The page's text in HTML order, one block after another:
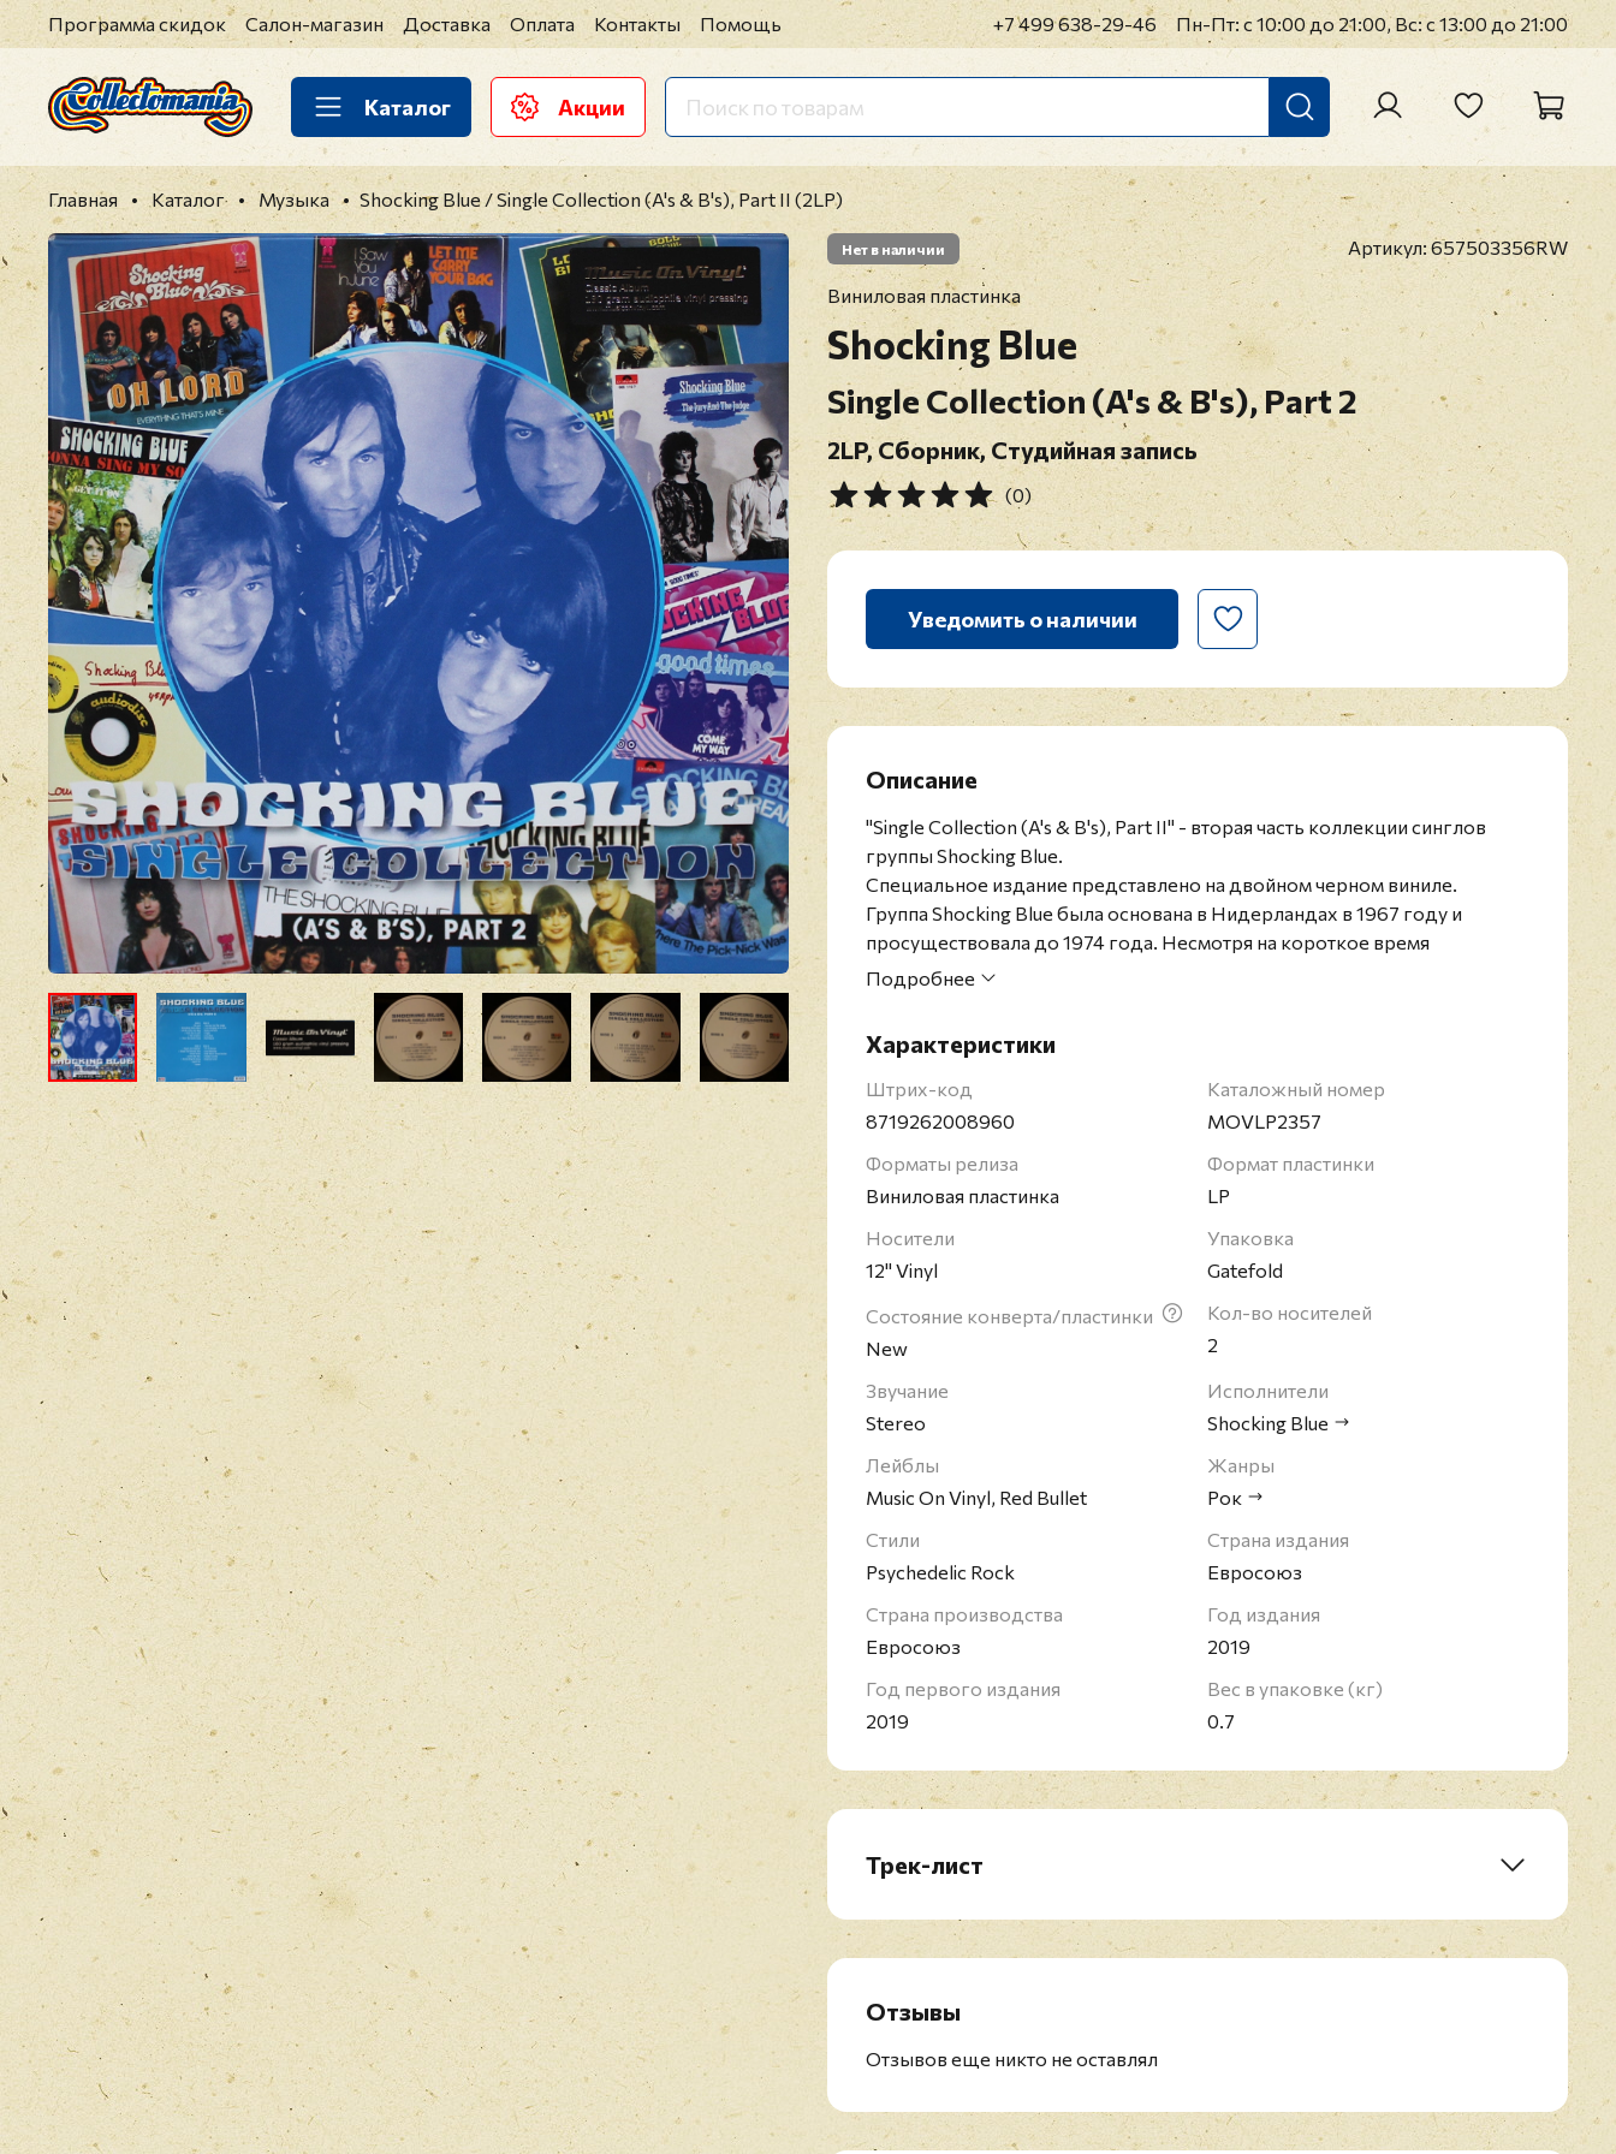
Программа скидок Салон-магазин Доставка Оплата Контакты Помощь +7 499 638-29-46 Пн-Пт: с 10:00 до 21:00, Вс: с 13:00 до 21:00
Каталог Акции
Главная Каталог Музыка Shocking Blue / Single Collection (A's & B's), Part II (2LP)
Нет в наличии Артикул: 657503356RW
Виниловая пластинка
Shocking Blue
Single Collection (A's & B's), Part 2
2LP, Сборник, Студийная запись
(0)
Уведомить о наличии
Описание
"Single Collection (A's & B's), Part II" - вторая часть коллекции синглов
группы Shocking Blue.
Специальное издание представлено на двойном черном виниле.
Группа Shocking Blue была основана в Нидерландах в 1967 году и
просуществовала до 1974 года. Несмотря на короткое время
существования, коллектив успел выпустить 11 альбомов и несколько
в СССР.
Подробнее
Характеристики
Штрих-код
8719262008960
Каталожный номер
MOVLP2357
Форматы релиза
Виниловая пластинка
Формат пластинки
LP
Носители
12" Vinyl
Упаковка
Gatefold
Состояние конверта/пластинки
New
Кол-во носителей
2
Звучание
Stereo
Исполнители
Shocking Blue
Лейблы
Music On Vinyl, Red Bullet
Жанры
Рок
Стили
Psychedelic Rock
Страна издания
Евросоюз
Страна производства
Евросоюз
Год издания
2019
Год первого издания
2019
Вес в упаковке (кг)
0.7
Трек-лист
A1. Oh Lord
A2. Everything That's Mine
A4. I Saw You In June
A5. This America
B1. Dream On Dreamer
B2. Where The Picknick Was
Отзывы
Отзывов еще никто не оставлял